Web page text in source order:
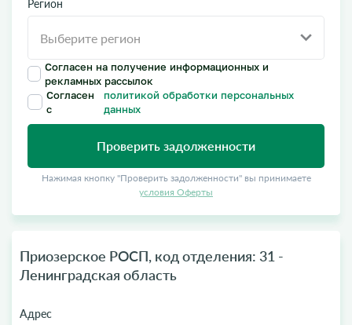
Регион
Согласен на получение информационных и
рекламных рассылок
Согласен
с
политикой обработки персональных
данных
Проверить задолженности
Нажимая кнопку "Проверить задолженности" вы принимаете
условия Оферты
Приозерское РОСП, код отделения: 31 -
Ленинградская область
Адрес